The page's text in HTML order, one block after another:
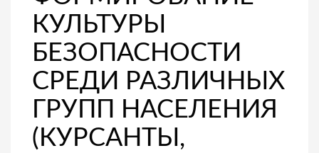
КУЛЬТУРЫ
БЕЗОПАСНОСТИ
СРЕДИ РАЗЛИЧНЫХ
ГРУПП НАСЕЛЕНИЯ
(КУРСАНТЫ,